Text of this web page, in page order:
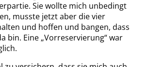
Sie wollte mich unbedingt
musste jetzt aber die vier
und hoffen und bangen, dass
bin. Eine „Vorreservierung“ war